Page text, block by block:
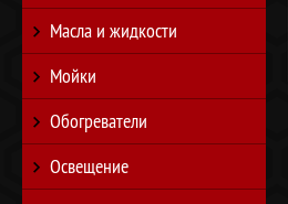
Масла и жидкости
Мойки
Обогреватели
Освещение